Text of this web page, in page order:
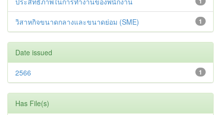
1
วิสาหกิจขนาดกลางและขนาดย่อม (SME)
Date issued
1
2566
Has File(s)